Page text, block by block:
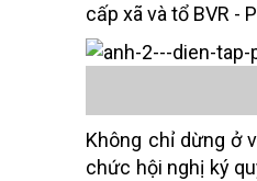
cấp xã và tổ BVR -
Không chỉ dừng ở
chức hội nghị ký